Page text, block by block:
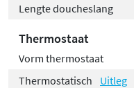
Lengte doucheslang
Thermostaat
Vorm thermostaat
Thermostatisch
Uitleg